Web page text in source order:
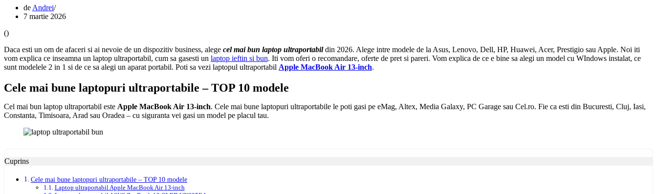
de Andrei
7 martie 2026
()
Daca esti un om de afaceri si ai nevoie de un dispozitiv business, alege cel mai bun laptop ultraportabildin 2026. Alege intre modele de la Asus, Lenovo, Dell, HP, Huawei, Acer, Prestigio sau Apple. Noi iti
vom explica ce inseamna un laptop ultraportabil, cum sa gasesti un laptop ieftin si bun. Iti vom oferi o recomandare, oferte de pret si pareri. Vom explica de ce e bine sa alegi un model cu WIndows instalat, ce
sunt modelele 2 in 1 si de ce sa alegi un aparat portabil. Poti sa vezi laptopul ultraportabil Apple MacBook Air 13-inch.
Cele mai bune laptopuri ultraportabile – TOP 10 modele
Cel mai bun laptop ultraportabil este Apple MacBook Air 13-inch. Cele mai bune laptopuri ultraportabile le poti gasi pe eMag, Altex, Media Galaxy, PC Garage sau Cel.ro. Fie ca esti din Bucuresti, Cluj, Iasi,
Constanta, Timisoara, Arad sau Oradea – cu siguranta vei gasi un model pe placul tau.
Cuprins
Cele mai bune laptopuri ultraportabile – TOP 10 modele
Laptop ultraportabil Apple MacBook Air 13-inch